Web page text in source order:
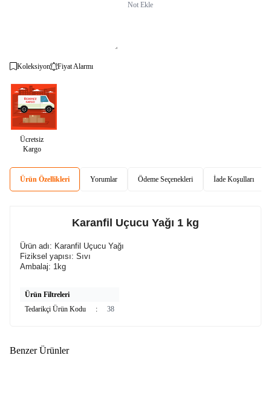
Not Ekle
Koleksiyon Fiyat Alarmı
Ücretsiz
Kargo
Ürün Özellikleri Yorumlar Ödeme Seçenekleri İade Koşulları
Karanfil Uçucu Yağı 1 kg
Ürün adı: Karanfil Uçucu Yağı
Fiziksel yapısı: Sıvı
Ambalaj: 1kg
Ürün Filtreleri
Tedarikçi Ürün Kodu
: 38
Benzer Ürünler